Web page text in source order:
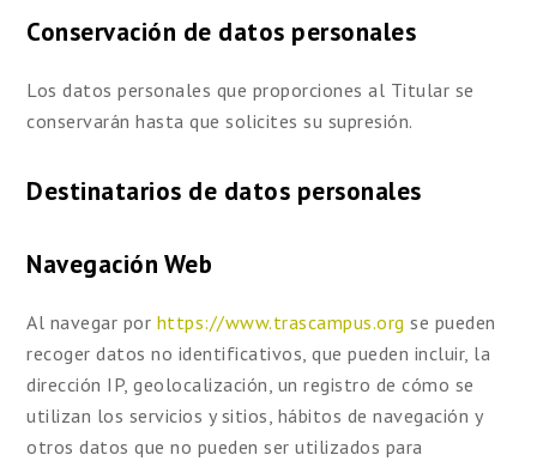
Conservación de datos personales
Los datos personales que proporciones al Titular se
conservarán hasta que solicites su supresión.
Destinatarios de datos personales
Navegación Web
Al navegar por https://www.trascampus.org se pueden
recoger datos no identificativos, que pueden incluir, la
dirección IP, geolocalización, un registro de cómo se
utilizan los servicios y sitios, hábitos de navegación y
otros datos que no pueden ser utilizados para